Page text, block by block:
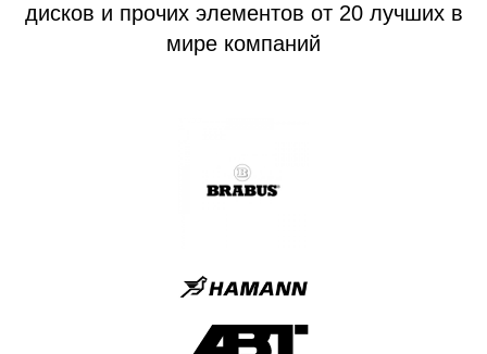
дисков и прочих элементов от 20 лучших в
мире компаний